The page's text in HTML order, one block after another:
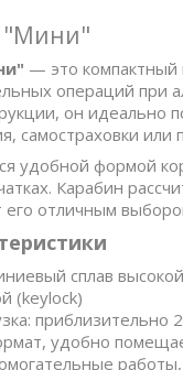
"Мини"
— это компактный
операций
он идеально
самостраховки
удобной формой
Карабин
его отличным
сплав
(keylock)
приблизительно
удобно